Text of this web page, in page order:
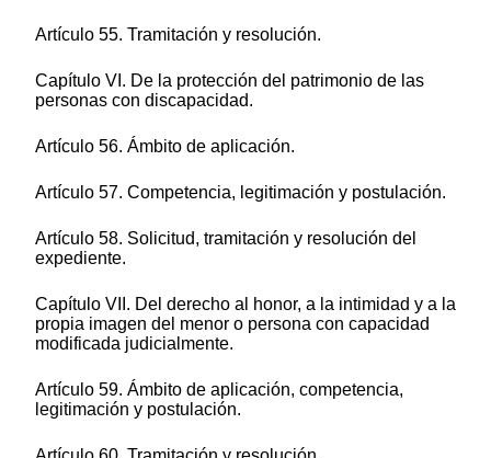
Artículo 55. Tramitación y resolución.
Capítulo VI. De la protección del patrimonio de las
personas con discapacidad.
Artículo 56. Ámbito de aplicación.
Artículo 57. Competencia, legitimación y postulación.
Artículo 58. Solicitud, tramitación y resolución del
expediente.
Capítulo VII. Del derecho al honor, a la intimidad y a la
propia imagen del menor o persona con capacidad
modificada judicialmente.
Artículo 59. Ámbito de aplicación, competencia,
legitimación y postulación.